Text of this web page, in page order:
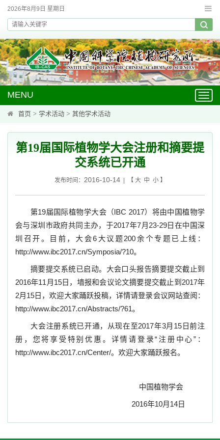
2026年8月9日 星期日
MENU
首页 > 学术活动 > 其他学术活动
第19届国际植物学大会注册和摘要提
交系统已开通
发布时间： 2016-10-14| 【 大 中 小】
第19届国际植物学大会（IBC 2017）将由中国植物学
会与深圳市政府共同主办，于2017年7月 23-29日在中国深
圳召开。目前，大会6 大议题200余个专题已上线：
http://www.ibc2017.cn/Symposia/?10。
摘要提交系统已启动。大会口头报告摘要提交截止到
2016年11 月 15日，墙报和会议论文摘要提交截止到 2017年
2月 15日，欢迎大家踊跃投稿，详情请登录会议网站查阅：
http://www.ibc2017.cn/Abstracts/?61。
大会注册系统已开通， 从现在至2017年3月 15 日前注
册，您将享受特别优惠。 详情请登录“注册中心”：
http://www.ibc2017.cn/Center/。欢迎大家踊跃报名。
中国植物学会
2016年10月 14日